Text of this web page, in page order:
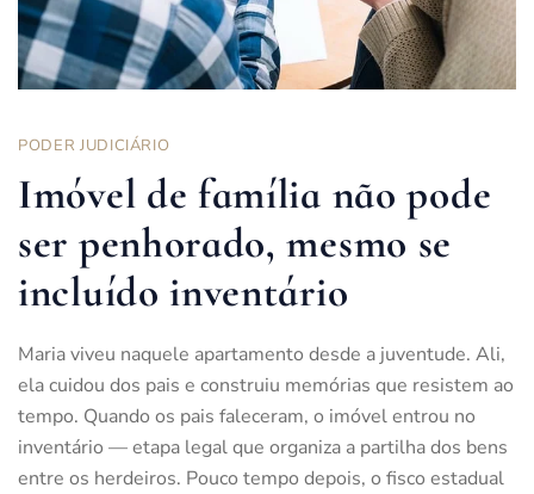
PODER JUDICIÁRIO
Imóvel de família não pode
ser penhorado, mesmo se
incluído inventário
Maria viveu naquele apartamento desde a juventude. Ali,
ela cuidou dos pais e construiu memórias que resistem ao
tempo. Quando os pais faleceram, o imóvel entrou no
inventário — etapa legal que organiza a partilha dos bens
entre os herdeiros. Pouco tempo depois, o fisco estadual